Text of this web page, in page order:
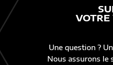
Une question ?
Nous assurons le